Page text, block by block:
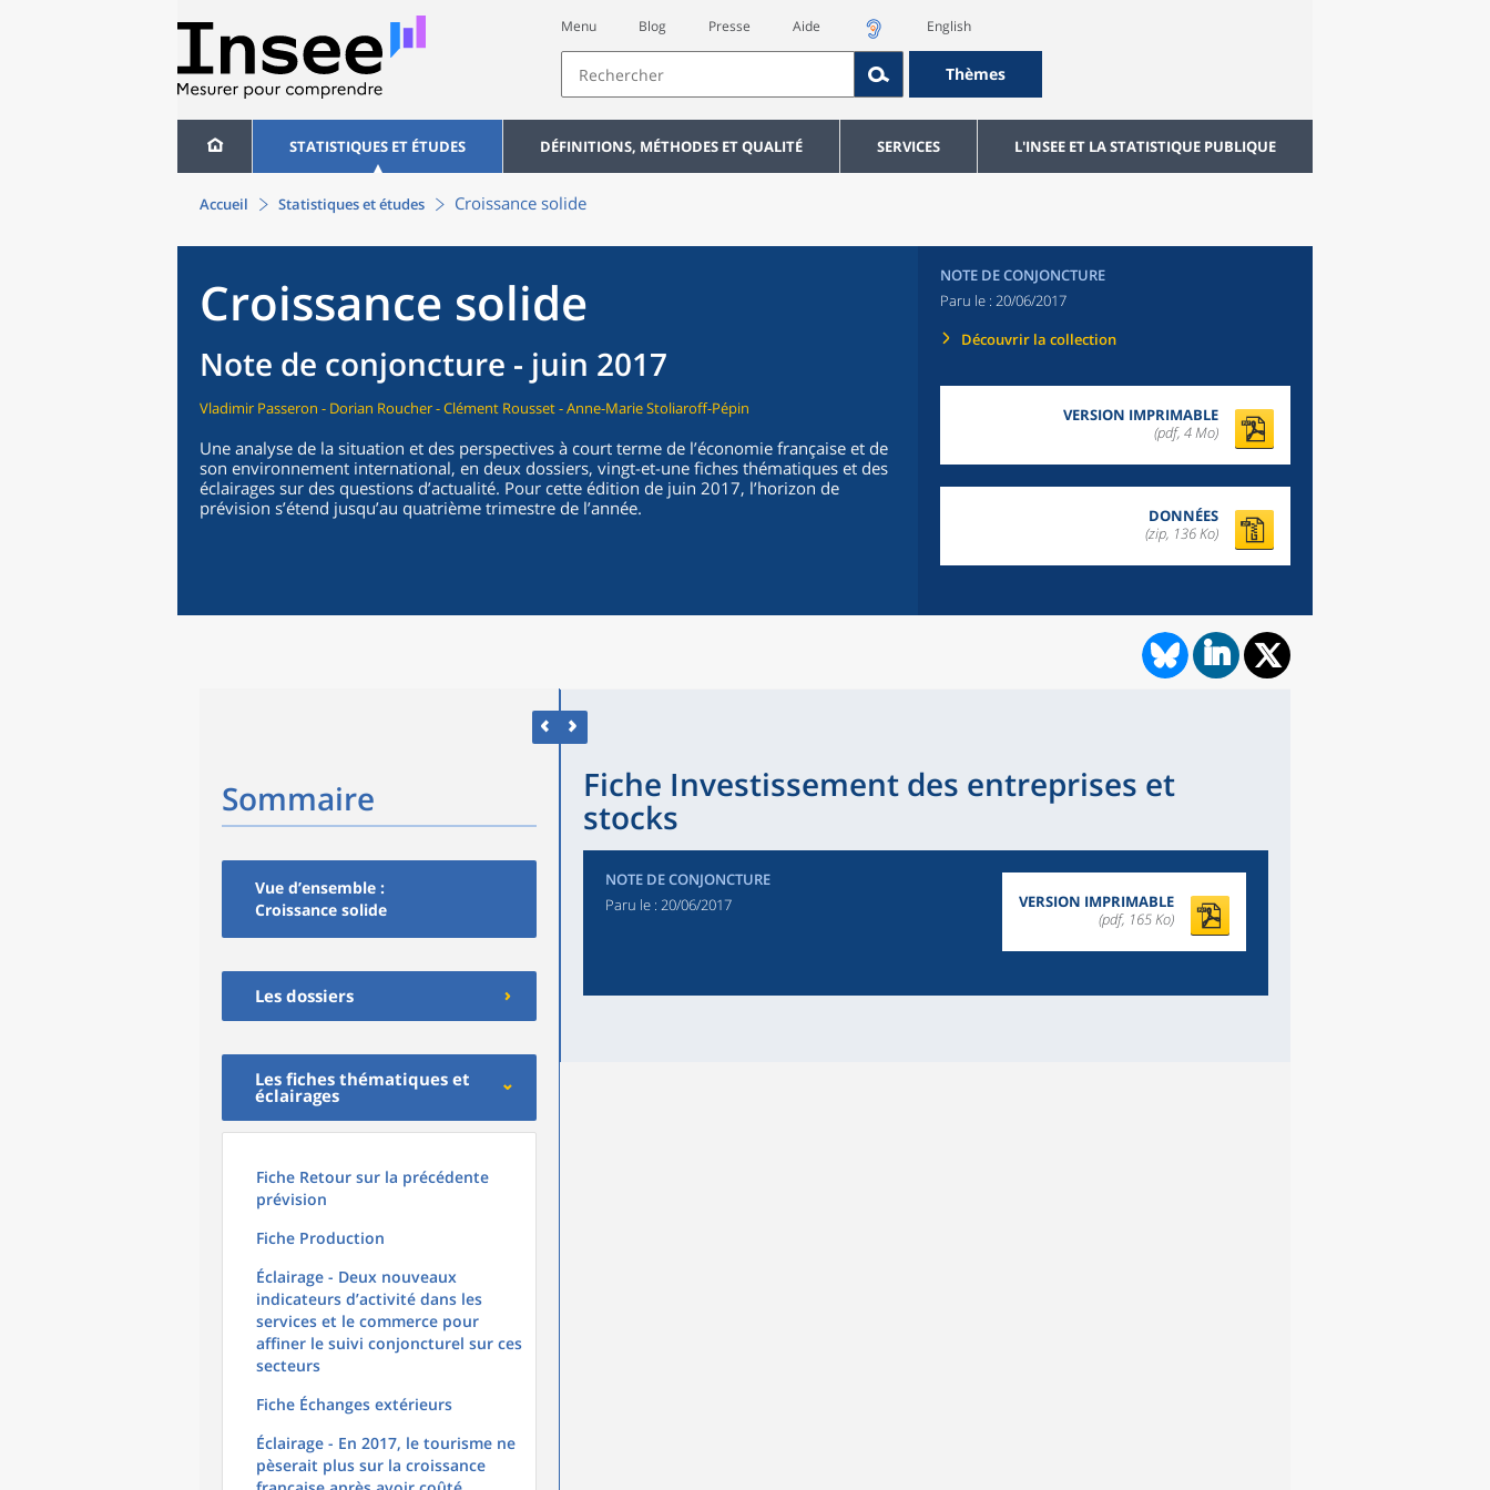
Menu Blog Presse Aide English
Thèmes
STATISTIQUES ET ÉTUDES DÉFINITIONS, MÉTHODES ET QUALITÉ SERVICES L'INSEE ET LA STATISTIQUE PUBLIQUE
Accueil Statistiques et études Croissance solide
Croissance solide
Note de conjoncture - juin 2017
Vladimir Passeron - Dorian Roucher - Clément Rousset - Anne-Marie Stoliaroff-Pépin
Une analyse de la situation et des perspectives à court terme de l’économie française et de
son environnement international, en deux dossiers, vingt-et-une fiches thématiques et des
éclairages sur des questions d’actualité. Pour cette édition de juin 2017, l’horizon de
prévision s’étend jusqu’au quatrième trimestre de l’année.
NOTE DE CONJONCTURE
Paru le : 20/06/2017
Découvrir la collection
VERSION IMPRIMABLE
(pdf, 4 Mo)
DONNÉES
(zip, 136 Ko)
Sommaire
Vue d’ensemble :
Croissance solide
Les dossiers
Les fiches thématiques et
éclairages
Fiche Retour sur la précédente
prévision
Fiche Production
Éclairage - Deux nouveaux
indicateurs d’activité dans les
services et le commerce pour
affiner le suivi conjoncturel sur ces
secteurs
Fiche Échanges extérieurs
Éclairage - En 2017, le tourisme ne
pèserait plus sur la croissance
Fiche Investissement des entreprises et
stocks
NOTE DE CONJONCTURE
Paru le : 20/06/2017
VERSION IMPRIMABLE
(pdf, 165 Ko)